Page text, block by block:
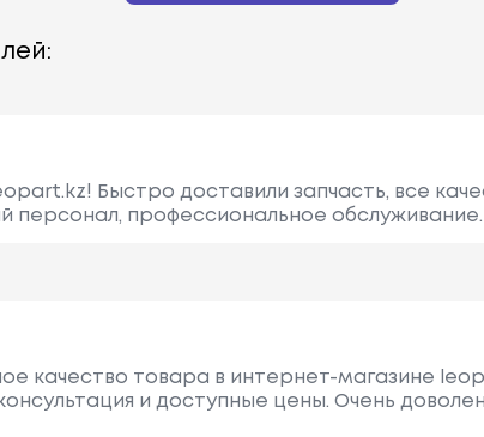
Быстро доставили запчасть, все
персонал, профессиональное
качество товара в интернет-магазине
и доступные цены. Очень